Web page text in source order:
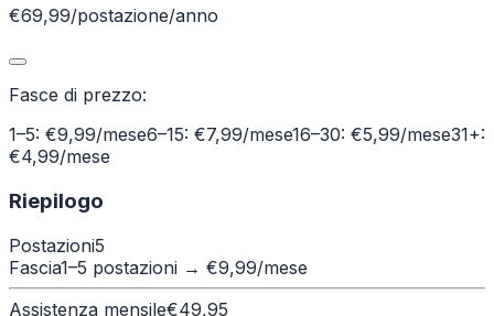
€69,99/postazione/anno
Fasce di prezzo:
1–5: €9,99/mese6–15: €7,99/mese16–30: €5,99/mese31+:
€4,99/mese
Riepilogo
Postazioni5
Fascia1–5 postazioni → €9,99/mese
Assistenza mensile€49,95